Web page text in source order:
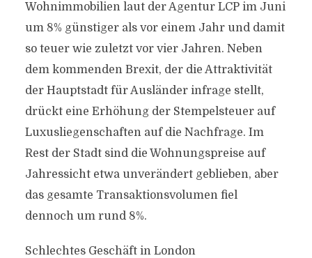
Wohnimmobilien laut der Agentur LCP im Juni
um 8% günstiger als vor einem Jahr und damit
so teuer wie zuletzt vor vier Jahren. Neben
dem kommenden Brexit, der die Attraktivität
der Hauptstadt für Ausländer infrage stellt,
drückt eine Erhöhung der Stempelsteuer auf
Luxusliegenschaften auf die Nachfrage. Im
Rest der Stadt sind die Wohnungspreise auf
Jahressicht etwa unverändert geblieben, aber
das gesamte Transaktionsvolumen fiel
dennoch um rund 8%.
Schlechtes Geschäft in London